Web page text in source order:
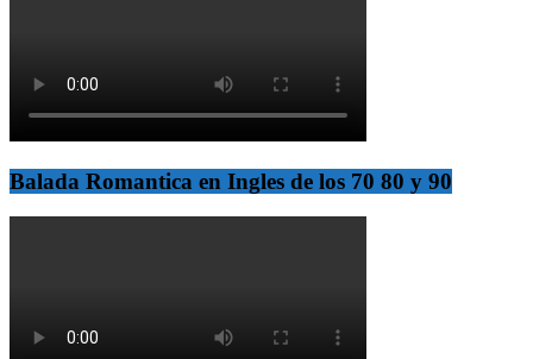
Balada Romantica en Ingles de los 70 80 y 90